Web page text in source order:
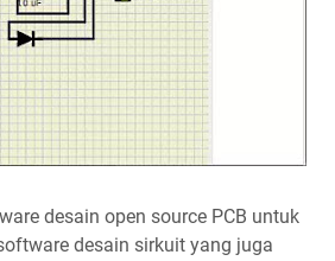
desain open source PCB untuk
desain sirkuit yang juga